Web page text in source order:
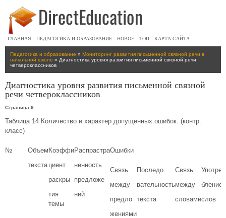
ГЛАВНАЯ ПЕДАГОГИКА И ОБРАЗОВАНИЕ НОВОЕ ТОП КАРТА САЙТА
Педагогика и образование » Мониторинг развития письменной связной речи в
начальной школе » Диагностика уровня развития письменной связной речи
четвероклассников
Диагностика уровня развития письменной связной
речи четвероклассников
Страница 9
Таблица 14 Количество и характер допущенных ошибок. (контр.
класс)
№
Объем
текста
Коэффи
циент
раскры
тия
темы
Распрастра
ненность
предложе
ний
Ошибки
Связь
между
предло
жениями
Последо
вательность
текста
Связь
между
словами
Употре
бление
слов